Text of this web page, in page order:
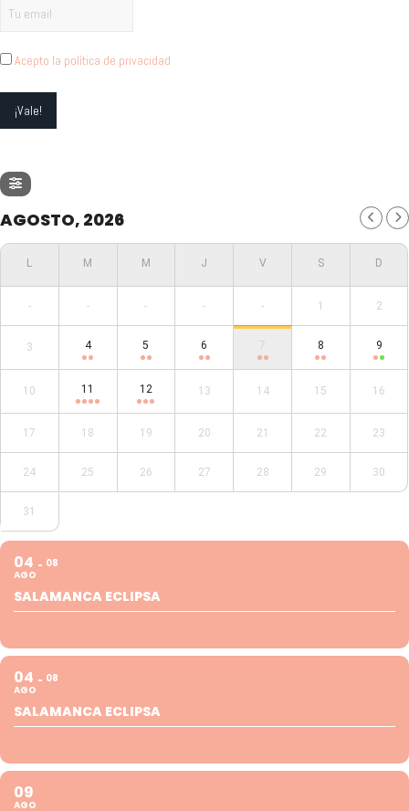
Acepto la política de privacidad
AGOSTO, 2026
- - - - - 1 2
3 4 5 6 7 8 9
10 11 12 13 14 15 16
17 18 19 20 21 22 23
24 25 26 27 28 29 30
31
04
AGO
08
SALAMANCA ECLIPSA
04
AGO
08
SALAMANCA ECLIPSA
09
AGO